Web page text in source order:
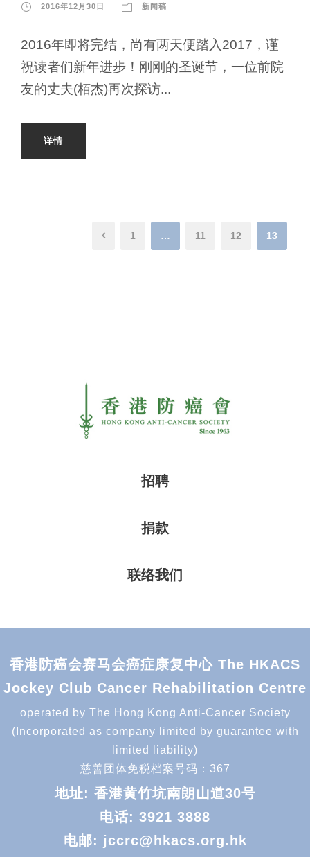
2016年12月30日 新闻稿
2016年即将完结，尚有两天便踏入2017，谨
祝读者们新年进步！刚刚的圣诞节，一位前院
友的丈夫(栢杰)再次探访...
详情
1 … 11 12 13
招聘
捐款
联络我们
香港防癌会赛马会癌症康复中心 The HKACS
Jockey Club Cancer Rehabilitation Centre
operated by The Hong Kong Anti-Cancer Society
(Incorporated as company limited by guarantee with
limited liability)
慈善团体免税档案号码：367
地址: 香港黄竹坑南朗山道30号
电话: 3921 3888
电邮: jccrc@hkacs.org.hk